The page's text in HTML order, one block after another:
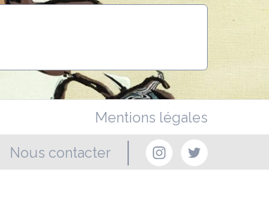
Mentions légales
Nous contacter